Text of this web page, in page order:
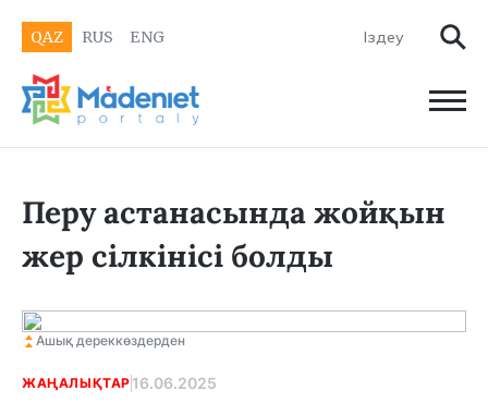
QAZ RUS ENG
Перу астанасында жойқын
жер сілкінісі болды
Ашық дереккөздерден
ЖАҢАЛЫҚТАР 16.06.2025